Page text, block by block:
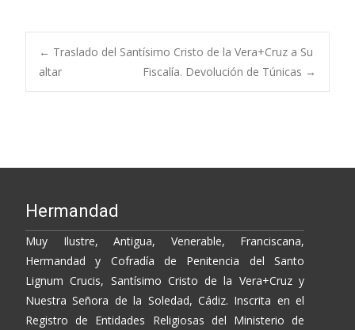
e
b
o
itt
er
p
y
m
p
ar
Post
← Traslado del Santísimo Cristo de la Vera+Cruz a Su
altar
Fiscalía. Devolución de Túnicas →
Hermandad
Muy Ilustre, Antigua, Venerable, Franciscana,
Hermandad y Cofradía de Penitencia del Santo
Lignum Crucis, Santísimo Cristo de la Vera+Cruz y
Nuestra Señora de la Soledad, Cádiz. Inscrita en el
Registro de Entidades Religiosas del Ministerio de